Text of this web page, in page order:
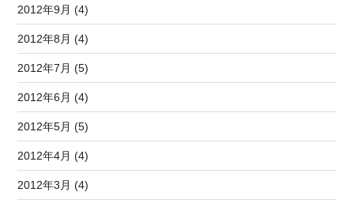
2012年9月 (4)
2012年8月 (4)
2012年7月 (5)
2012年6月 (4)
2012年5月 (5)
2012年4月 (4)
2012年3月 (4)